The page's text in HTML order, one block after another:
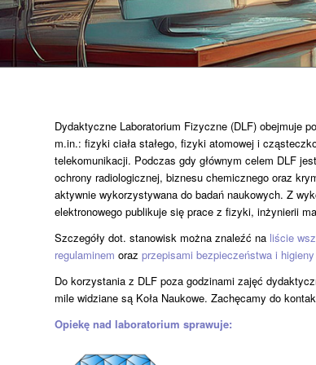
Dydaktyczne Laboratorium Fizyczne (DLF) obejmuje
m.in.: fizyki ciała stałego, fizyki atomowej i
telekomunikacji. Podczas gdy głównym celem DLF
ochrony radiologicznej, biznesu chemicznego oraz
aktywnie wykorzystywana do badań naukowych. Z
elektronowego publikuje się prace z fizyki, inżynierii
Szczegóły dot. stanowisk można znaleźć na liście
regulaminem oraz przepisami bezpieczeństwa i
Do korzystania z DLF poza godzinami zajęć
mile widziane są Koła Naukowe. Zachęcamy do
Opiekę nad laboratorium sprawuje: